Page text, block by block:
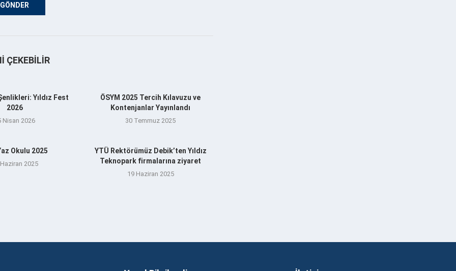
ÇEKEBILIR
Yıldız Fest
2026
Nisan 2026
ÖSYM 2025 Tercih Kılavuzu ve
Kontenjanlar Yayınlandı
30 Temmuz 2025
Okulu 2025
2025
YTÜ Rektörümüz Debik’ten Yıldız
Teknopark firmalarına ziyaret
19 Haziran 2025